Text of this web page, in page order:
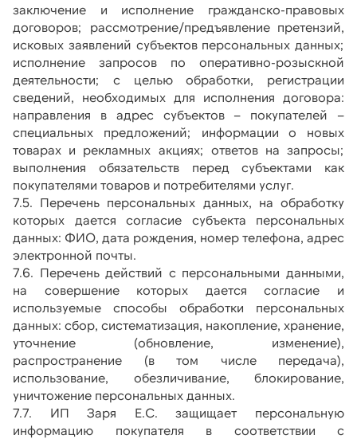
заключение и исполнение гражданско-правовых
договоров; рассмотрение/предъявление претензий,
исковых заявлений субъектов персональных данных;
исполнение запросов по оперативно-розыскной
деятельности; с целью обработки, регистрации
сведений, необходимых для исполнения договора:
направления в адрес субъектов – покупателей –
специальных предложений; информации о новых
товарах и рекламных акциях; ответов на запросы;
выполнения обязательств перед субъектами как
покупателями товаров и потребителями услуг.
7.5. Перечень персональных данных, на обработку
которых дается согласие субъекта персональных
данных: ФИО, дата рождения, номер телефона, адрес
электронной почты.
7.6. Перечень действий с персональными данными,
на совершение которых дается согласие и
используемые способы обработки персональных
данных: сбор, систематизация, накопление, хранение,
уточнение (обновление, изменение),
распространение (в том числе передача),
использование, обезличивание, блокирование,
уничтожение персональных данных.
7.7. ИП Заря Е.С. защищает персональную
информацию покупателя в соответствии с